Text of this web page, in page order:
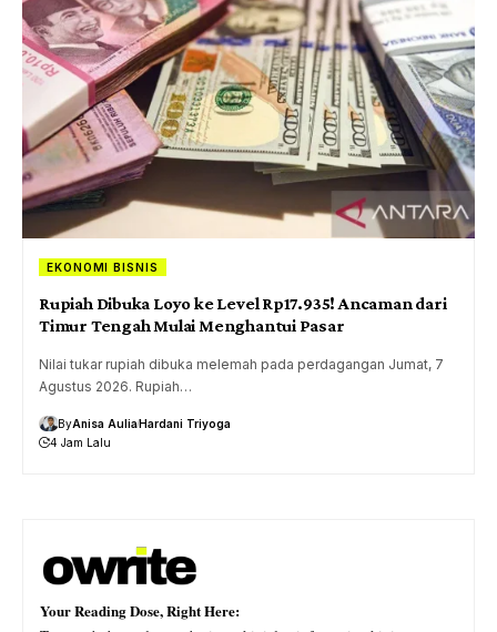
EKONOMI BISNIS
Rupiah Dibuka Loyo ke Level Rp17.935! Ancaman dari
Timur Tengah Mulai Menghantui Pasar
Nilai tukar rupiah dibuka melemah pada perdagangan Jumat, 7
Agustus 2026. Rupiah…
ByAnisa AuliaHardani Triyoga
4 Jam Lalu
Your Reading Dose, Right Here: